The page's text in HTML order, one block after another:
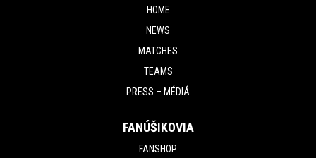
HOME
NEWS
MATCHES
TEAMS
PRESS – MÉDIÁ
FANÚŠIKOVIA
FANSHOP